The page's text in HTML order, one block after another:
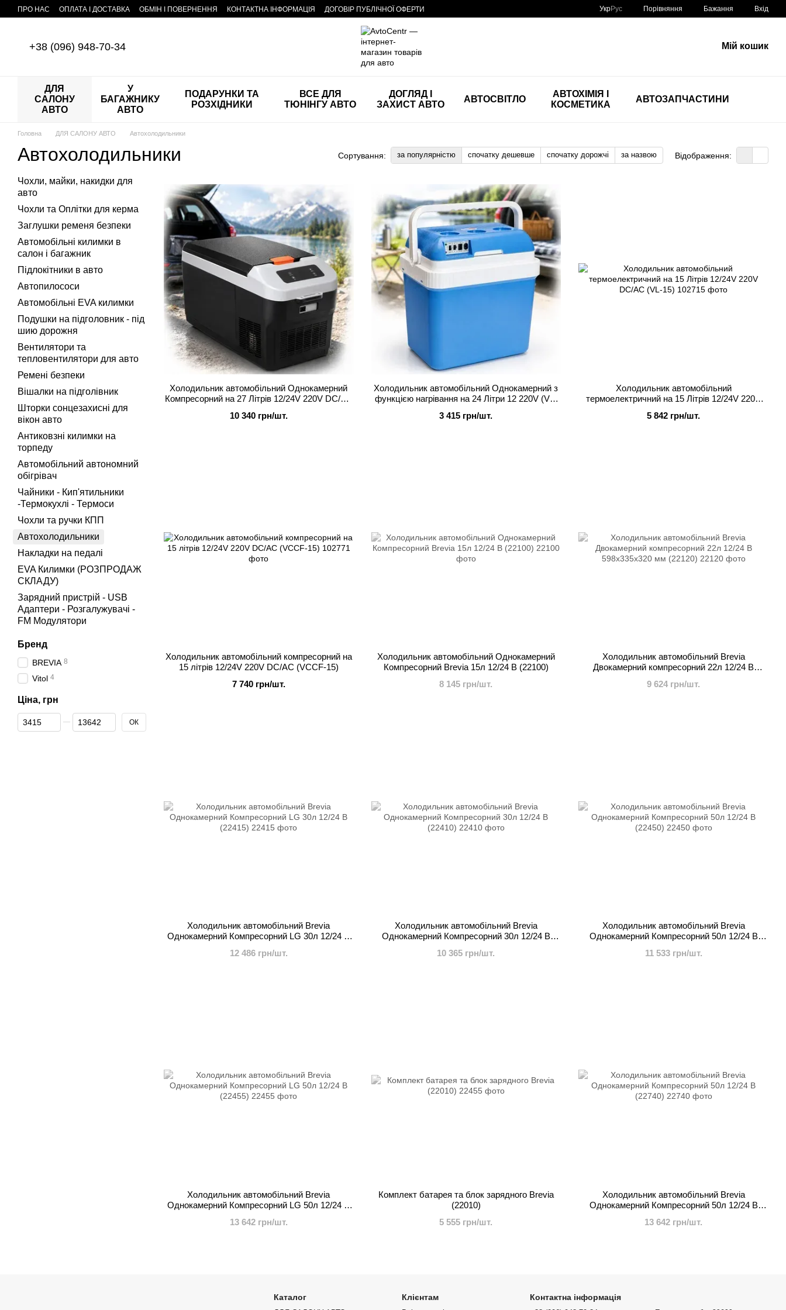
Перейти до основного контенту
ПРО НАС ОПЛАТА І ДОСТАВКА ОБМІН І ПОВЕРНЕННЯ КОНТАКТНА ІНФОРМАЦІЯ ДОГОВІР ПУБЛІЧНОЇ ОФЕРТИ УкрРус Порівняння Бажання Вхід
+38 (096) 948-70-34 Мій кошик
ДЛЯ
САЛОНУ
АВТО
У
БАГАЖНИКУ
АВТО
ПОДАРУНКИ ТА
РОЗХІДНИКИ
ВСЕ ДЛЯ
ТЮНІНГУ АВТО
ДОГЛЯД І
ЗАХИСТ АВТО
АВТОСВІТЛО
АВТОХІМІЯ І
КОСМЕТИКА
АВТОЗАПЧАСТИНИ
Головна ДЛЯ САЛОНУ АВТО Автохолодильники
Автохолодильники Сортування: за популярністю спочатку дешевше спочатку дорожчі за назвою Відображення:
Холодильник автомобільний Однокамерний
Компресорний на 27 Літрів 12/24V 220V DC/AC
10 340 грн/шт.
Холодильник автомобільний Однокамерний з
функцією нагрівання на 24 Літри 12 220V (VL-
3 415 грн/шт.
Холодильник автомобільний
термоелектричний на 15 Літрів 12/24V 220V
5 842 грн/шт.
Холодильник автомобільний компресорний на
15 літрів 12/24V 220V DC/AC (VCCF-15)
7 740 грн/шт.
Холодильник автомобільний Однокамерний
Компресорний Brevia 15л 12/24 В (22100)
8 145 грн/шт.
Холодильник автомобільний Brevia
Двокамерний компресорний 22л 12/24 В
9 624 грн/шт.
Холодильник автомобільний Brevia
Однокамерний Компресорний LG 30л 12/24 В
12 486 грн/шт.
Холодильник автомобільний Brevia
Однокамерний Компресорний 30л 12/24 В
10 365 грн/шт.
Холодильник автомобільний Brevia
Однокамерний Компресорний 50л 12/24 В
11 533 грн/шт.
Холодильник автомобільний Brevia
Однокамерний Компресорний LG 50л 12/24 В
13 642 грн/шт.
Комплект батарея та блок зарядного Brevia
(22010)
5 555 грн/шт.
Холодильник автомобільний Brevia
Однокамерний Компресорний 50л 12/24 В
13 642 грн/шт.
Чохли, майки, накидки для
авто
Чохли та Оплітки для керма
Заглушки ременя безпеки
Автомобільні килимки в
салон і багажник
Підлокітники в авто
Автопилососи
Автомобільні EVA килимки
Подушки на підголовник - під
шию дорожня
Вентилятори та
тепловентилятори для авто
Ремені безпеки
Вішалки на підголівник
Шторки сонцезахисні для
вікон авто
Антиковзні килимки на
торпеду
Автомобільний автономний
обігрівач
Чайники - Кип'ятильники
-Термокухлі - Термоси
Чохли та ручки КПП
Автохолодильники
Накладки на педалі
EVA Килимки (РОЗПРОДАЖ
СКЛАДУ)
Зарядний пристрій - USB
Адаптери - Розгалужувачі -
FM Модулятори
Бренд
BREVIA 8
Vitol 4
Ціна, грн
Від Ціна, грн
До Ціна, грн ОК
Каталог Клієнтам Контактна інформація